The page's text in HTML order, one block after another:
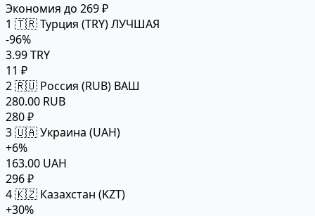
Экономия до 269 ₽
1 🇹🇷 Турция (TRY)ЛУЧШАЯ
-96%
3.99 TRY
11 ₽
2🇷🇺 Россия (RUB) ВАШ
280.00 RUB
280 ₽
3🇺🇦 Украина (UAH)
+6%
163.00 UAH
296 ₽
4🇰🇿 Казахстан (KZT)
+30%